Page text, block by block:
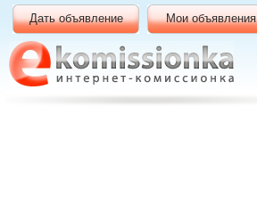
Дать объявление Мои объявления